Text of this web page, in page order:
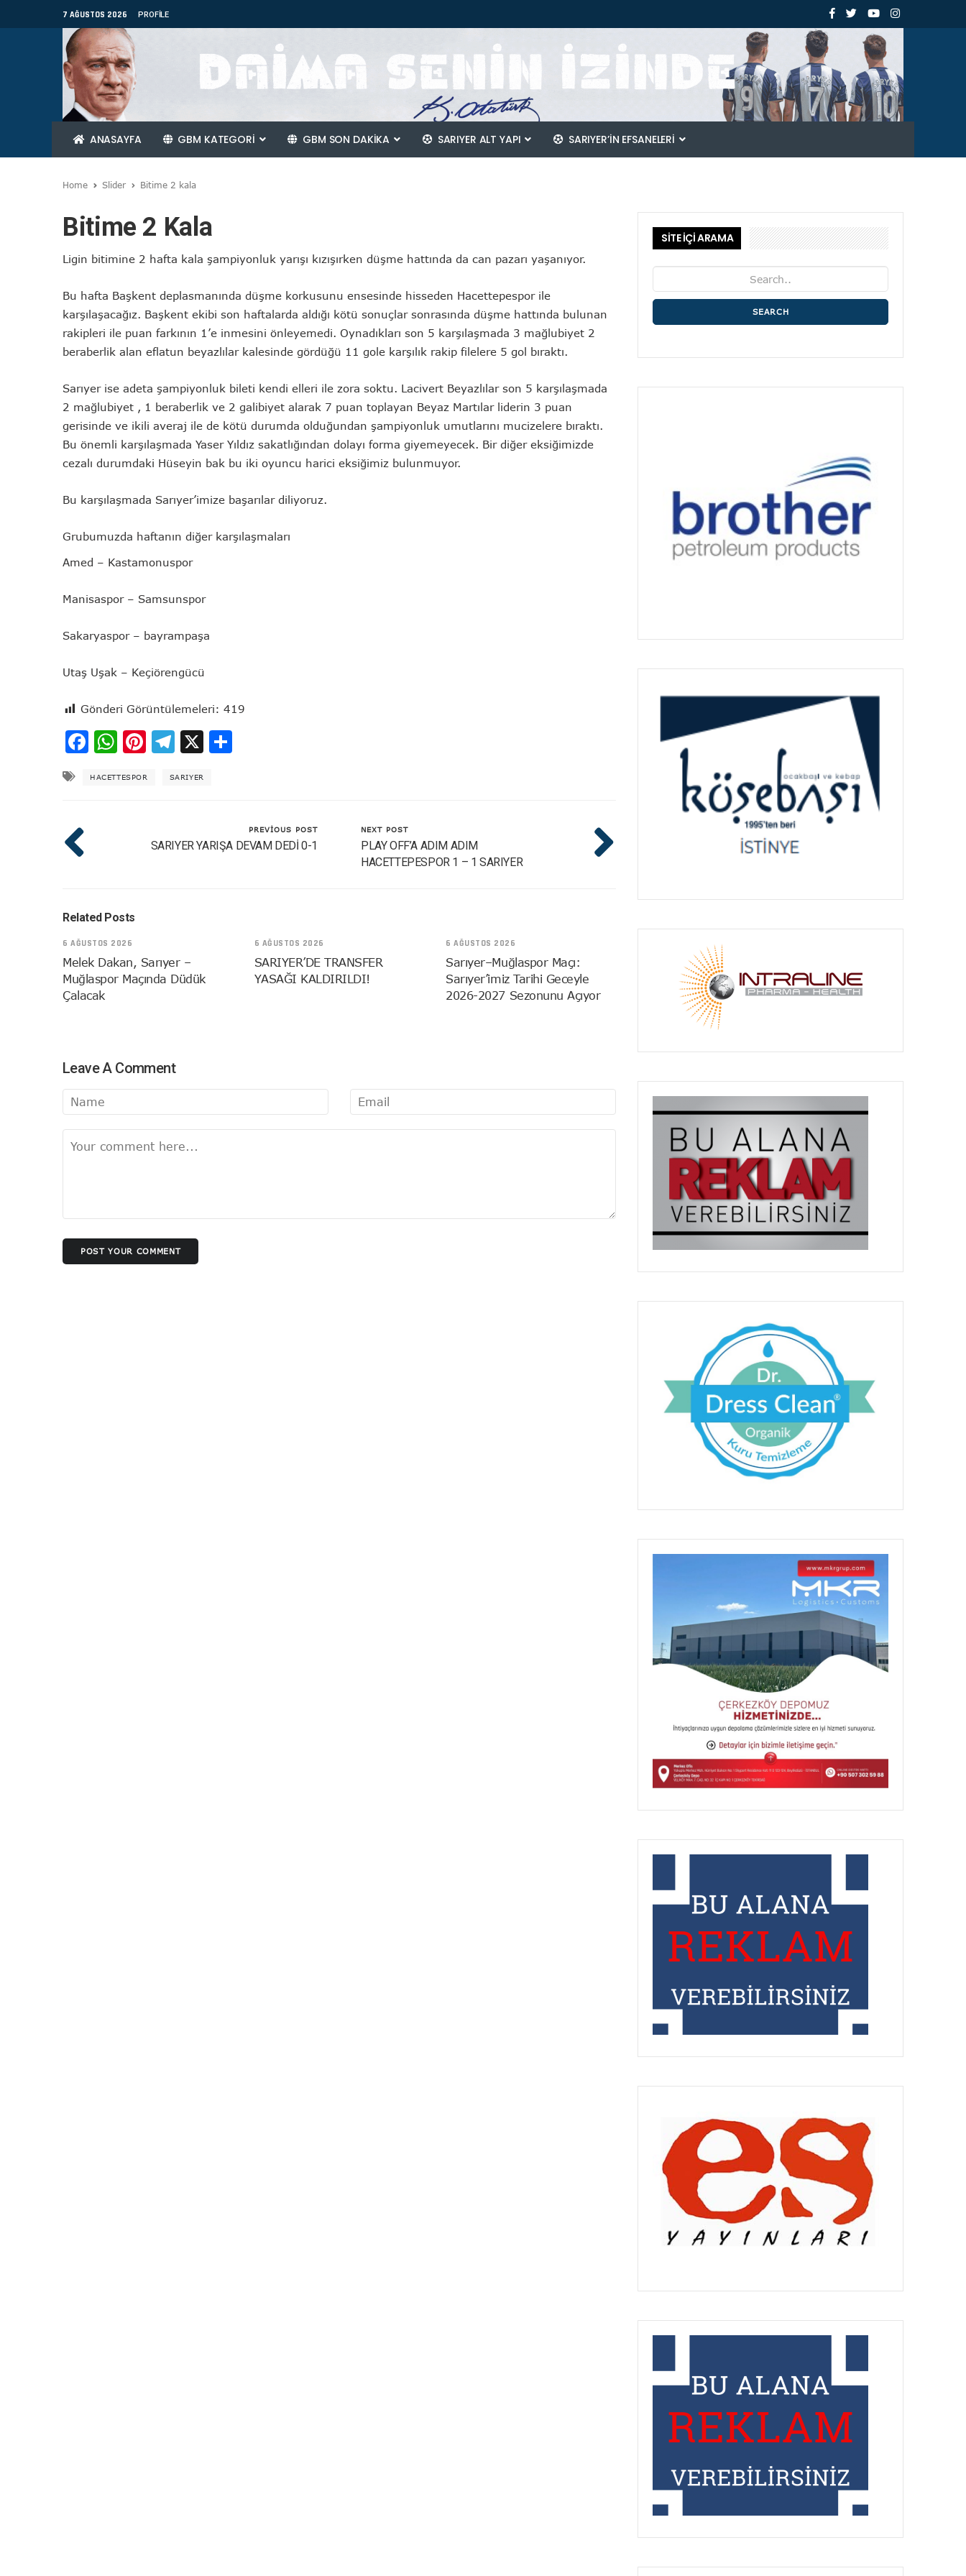
7 AĞUSTOS 2026 PROFILE
ANASAYFA GBM KATEGORİ GBM SON DAKİKA SARIYER ALT YAPI SARIYER’IN EFSANELERI
Home Slider Bitime 2 kala
Bitime 2 Kala
Ligin bitimine 2 hafta kala şampiyonluk yarışı kızışırken düşme hattında da can pazarı yaşanıyor.
Bu hafta Başkent deplasmanında düşme korkusunu ensesinde hisseden Hacettepespor ile
karşılaşacağız. Başkent ekibi son haftalarda aldığı kötü sonuçlar sonrasında düşme hattında bulunan
rakipleri ile puan farkının 1’e inmesini önleyemedi. Oynadıkları son 5 karşılaşmada 3 mağlubiyet 2
beraberlik alan eflatun beyazlılar kalesinde gördüğü 11 gole karşılık rakip filelere 5 gol bıraktı.
Sarıyer ise adeta şampiyonluk bileti kendi elleri ile zora soktu. Lacivert Beyazlılar son 5 karşılaşmada
2 mağlubiyet , 1 beraberlik ve 2 galibiyet alarak 7 puan toplayan Beyaz Martılar liderin 3 puan
gerisinde ve ikili averaj ile de kötü durumda olduğundan şampiyonluk umutlarını mucizelere bıraktı.
Bu önemli karşılaşmada Yaser Yıldız sakatlığından dolayı forma giyemeyecek. Bir diğer eksiğimizde
cezalı durumdaki Hüseyin bak bu iki oyuncu harici eksiğimiz bulunmuyor.
Bu karşılaşmada Sarıyer’imize başarılar diliyoruz.
Grubumuzda haftanın diğer karşılaşmaları
Amed – Kastamonuspor
Manisaspor – Samsunspor
Sakaryaspor – bayrampaşa
Utaş Uşak – Keçiörengücü
Gönderi Görüntülemeleri: 419
Facebook
WhatsApp
Pinterest
Telegram
X
HACETTESPOR SARIYER
PREVIOUS POST
SARIYER YARIŞA DEVAM DEDİ 0-1
NEXT POST
PLAY OFF’A ADIM ADIM
HACETTEPESPOR 1 – 1 SARIYER
Related Posts
6 AĞUSTOS 2026
Melek Dakan, Sarıyer –
Muğlaspor Maçında Düdük
Çalacak
6 AĞUSTOS 2026
SARIYER’DE TRANSFER
YASAĞI KALDIRILDI!
6 AĞUSTOS 2026
Sarıyer–Muğlaspor Maçı:
Sarıyer’imiz Tarihi Geceyle
2026-2027 Sezonunu Açıyor
Leave A Comment
POST YOUR COMMENT
SİTE İÇİ ARAMA
SEARCH